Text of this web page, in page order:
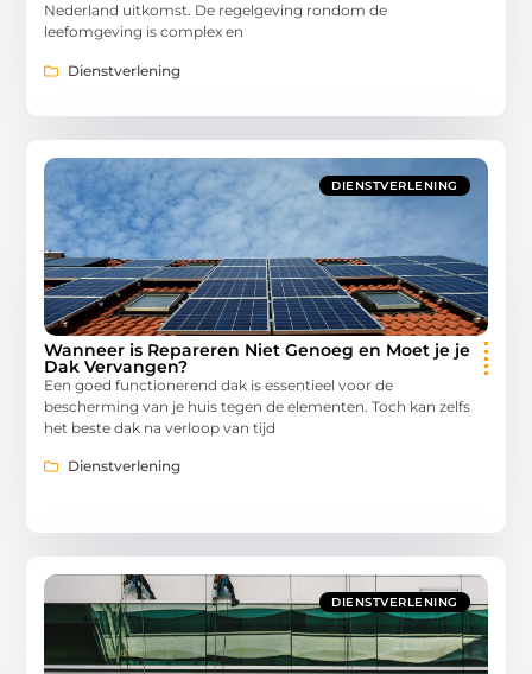
Nederland uitkomst. De regelgeving rondom de
leefomgeving is complex en
Dienstverlening
DIENSTVERLENING
Wanneer is Repareren Niet Genoeg en Moet je je
Dak Vervangen?
Een goed functionerend dak is essentieel voor de
bescherming van je huis tegen de elementen. Toch kan zelfs
het beste dak na verloop van tijd
Dienstverlening
DIENSTVERLENING